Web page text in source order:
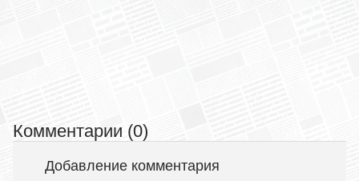
Комментарии (0)
Добавление комментария